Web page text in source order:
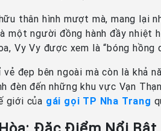
thân hình mượt mà, mang lại
người đồng hành đầy nhiệt
Vy Vy được xem là “bóng hồng
đẹp bên ngoài mà còn là khả
đến những khu vực Vạn
giới của gái gọi TP Nha Trang